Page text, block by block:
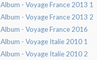
Album - Voyage France 2013 1
Album - Voyage France 2013 2
Album - Voyage France 2016
Album - Voyage Italie 2010 1
Album - Voyage Italie 2010 2